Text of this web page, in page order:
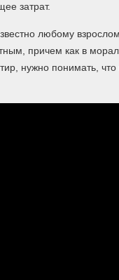
затрат.
любому
причем как в
нужно понимать, что